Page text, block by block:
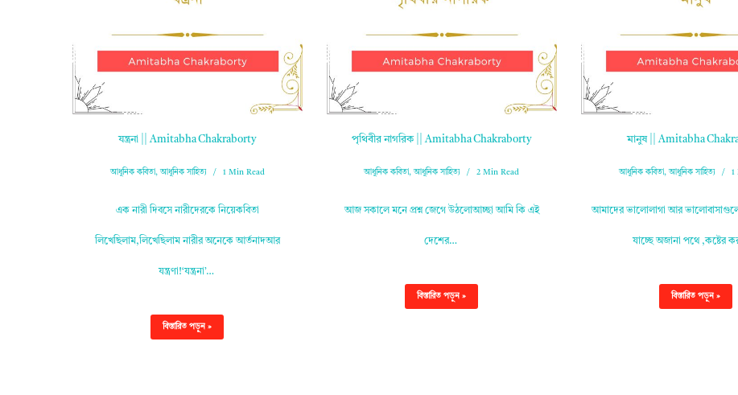
যন্ত্রনা || Amitabha Chakraborty
আধুনিক কবিতা,আধুনিক সাহিত্য 1 Min Read
এক নারী দিবসে নারীদেরকে নিয়েকবিতা
লিখেছিলাম,লিখেছিলাম নারীর অনেকে আর্তনাদআর
যন্ত্রণা!‘যন্ত্রনা’…
বিস্তারিত পড়ুন »
পৃথিবীর নাগরিক || Amitabha Chakraborty
আধুনিক কবিতা,আধুনিক সাহিত্য 2 Min Read
আজ সকালে মনে প্রশ্ন জেগে উঠলোআচ্ছা আমি কি এই
দেশের…
বিস্তারিত পড়ুন »
মানুষ || Amitabha
আধুনিক কবিতা,আধুনিক সাহিত্য 1
আমাদের ভালোলাগা আর
যাচ্ছে অজানা পথে ,কষ্টের
বিস্তারিত পড়ুন »